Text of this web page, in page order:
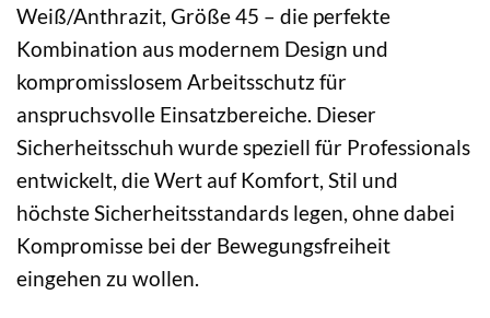
Weiß/Anthrazit, Größe 45 – die perfekte
Kombination aus modernem Design und
kompromisslosem Arbeitsschutz für
anspruchsvolle Einsatzbereiche. Dieser
Sicherheitsschuh wurde speziell für Professionals
entwickelt, die Wert auf Komfort, Stil und
höchste Sicherheitsstandards legen, ohne dabei
Kompromisse bei der Bewegungsfreiheit
eingehen zu wollen.